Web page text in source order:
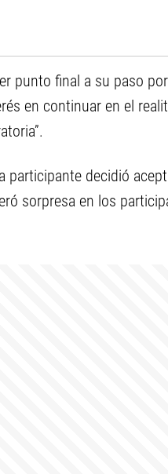
punto final a su paso
en continuar en el
decidió
sorpresa en los